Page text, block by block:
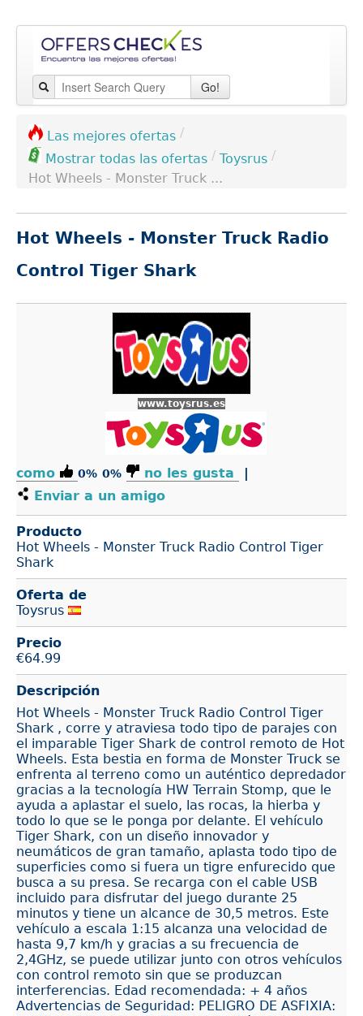
Go!
Las mejores ofertas /
Mostrar todas las ofertas / Toysrus /
Hot Wheels - Monster Truck ...
Hot Wheels - Monster Truck Radio
Control Tiger Shark
www.toysrus.es
como 0% 0% no les gusta
|
Enviar a un amigo
Producto
Hot Wheels - Monster Truck Radio Control Tiger
Shark
Oferta de
Toysrus
Precio
€64.99
Descripción
Hot Wheels - Monster Truck Radio Control Tiger
Shark , corre y atraviesa todo tipo de parajes con
el imparable Tiger Shark de control remoto de Hot
Wheels. Esta bestia en forma de Monster Truck se
enfrenta al terreno como un auténtico depredador
gracias a la tecnología HW Terrain Stomp, que le
ayuda a aplastar el suelo, las rocas, la hierba y
todo lo que se le ponga por delante. El vehículo
Tiger Shark, con un diseño innovador y
neumáticos de gran tamaño, aplasta todo tipo de
superficies como si fuera un tigre enfurecido que
busca a su presa. Se recarga con el cable USB
incluido para disfrutar del juego durante 25
minutos y tiene un alcance de 30,5 metros. Este
vehículo a escala 1:15 alcanza una velocidad de
hasta 9,7 km/h y gracias a su frecuencia de
2,4GHz, se puede utilizar junto con otros vehículos
con control remoto sin que se produzcan
interferencias. Edad recomendada: + 4 años
Advertencias de Seguridad: PELIGRO DE ASFIXIA: